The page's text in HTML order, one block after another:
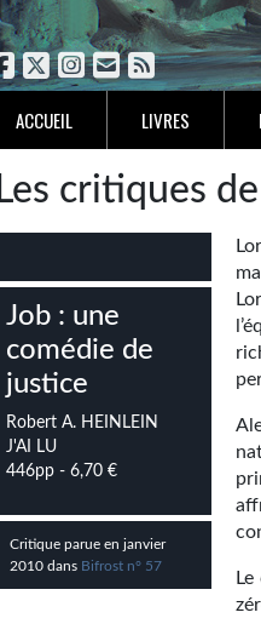
ACCUEIL LIVRES
Les critiques
Job : une
comédie de
justice
Robert A. HEINLEIN
J'AI LU
446pp - 6,70 €
Critique parue en janvier
2010 dans Bifrost n° 57